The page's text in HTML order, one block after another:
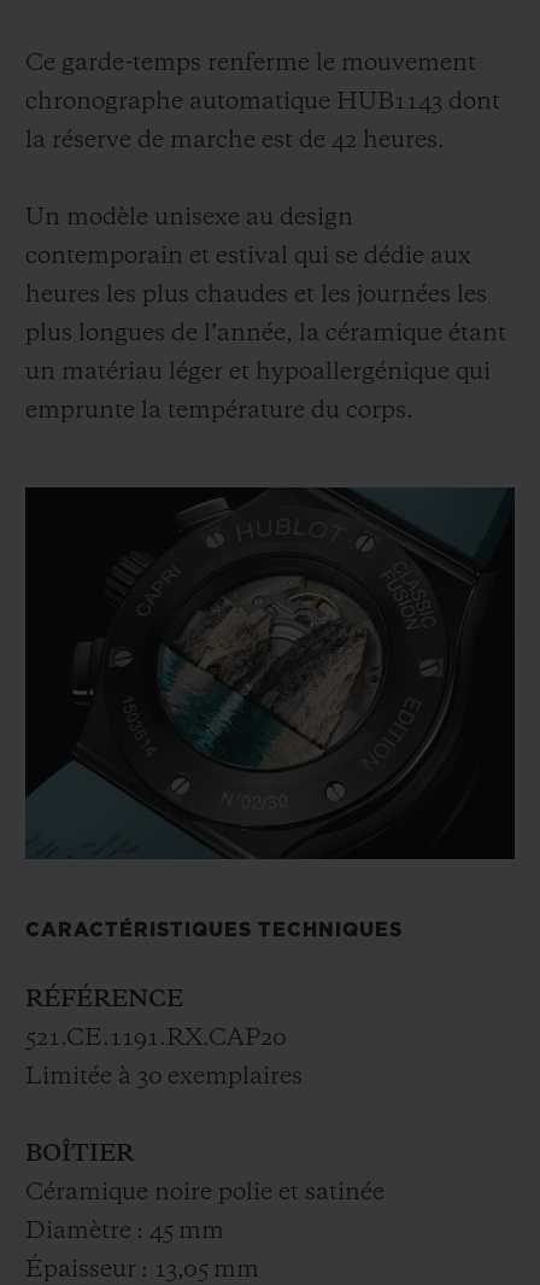
Ce garde-temps renferme le mouvement
chronographe automatique HUB1143 dont
la réserve de marche est de 42 heures.
Un modèle unisexe au design
contemporain et estival qui se dédie aux
heures les plus chaudes et les journées les
plus longues de l’année, la céramique étant
un matériau léger et hypoallergénique qui
emprunte la température du corps.
CARACTÉRISTIQUES TECHNIQUES
RÉFÉRENCE
521.CE.1191.RX.CAP20
Limitée à 30 exemplaires
BOÎTIER
Céramique noire polie et satinée
Diamètre : 45 mm
Épaisseur : 13,05 mm